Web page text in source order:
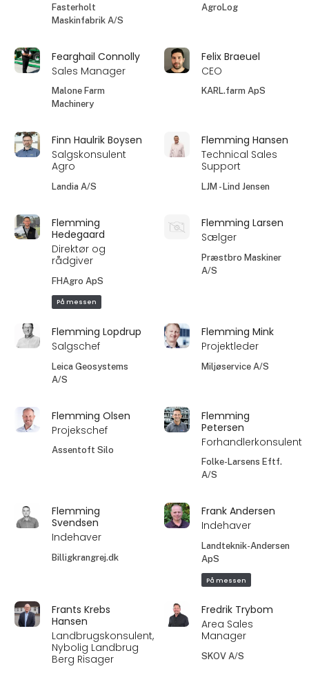
Fasterholt
Maskinfabrik A/S
AgroLog
Fearghail Connolly
Sales Manager
Malone Farm
Machinery
Felix Braeuel
CEO
KARL.farm ApS
Finn Haulrik Boysen
Salgskonsulent
Agro
Landia A/S
Flemming Hansen
Technical Sales
Support
LJM - Lind Jensen
Flemming
Hedegaard
Direktør og
rådgiver
FHAgro ApS
På messen
Flemming Larsen
Sælger
Præstbro Maskiner
A/S
Flemming Lopdrup
Salgschef
Leica Geosystems
A/S
Flemming Mink
Projektleder
Miljøservice A/S
Flemming Olsen
Projekschef
Assentoft Silo
Flemming
Petersen
Forhandlerkonsulent
Folke-Larsens Eftf.
A/S
Flemming
Svendsen
Indehaver
Billigkrangrej.dk
Frank Andersen
Indehaver
Landteknik-Andersen
ApS
På messen
Frants Krebs
Hansen
Landbrugskonsulent,
Nybolig Landbrug
Berg Risager
Fredrik Trybom
Area Sales
Manager
SKOV A/S